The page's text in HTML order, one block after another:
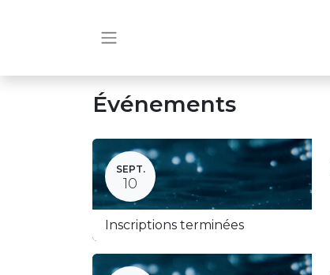
Événements
SEPT.
10
Inscriptions terminées